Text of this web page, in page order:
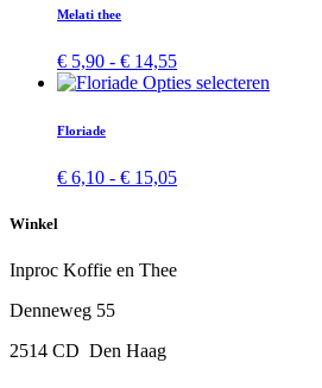
Melati thee
€ 5,90 - € 14,55Prijsklasse:
€ 5,90
Opties selecteren
Floriade
€ 6,10 - € 15,05Prijsklasse:
Winkel
Inproc Koffie en Thee
Denneweg 55
2514 CD Den Haag